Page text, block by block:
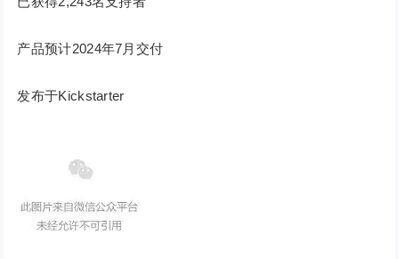
产品预计2024年7月交付
发布于Kickstarter